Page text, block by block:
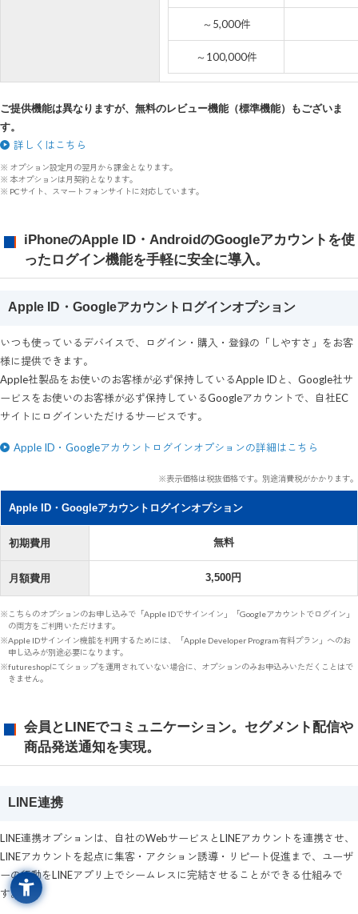
～5,000件
～100,000件
ご提供機能は異なりますが、無料のレビュー機能（標準機能）もございま
す。
詳しくはこちら
※ オプション設定月の翌月から課金となります。
※ 本オプションは月契約となります。
※ PCサイト、スマートフォンサイトに対応しています。
iPhoneのApple ID・AndroidのGoogleアカウントを使
ったログイン機能を手軽に安全に導入。
Apple ID・Googleアカウントログインオプション
いつも使っているデバイスで、ログイン・購入・登録の「しやすさ」をお客
様に提供できます。
Apple社製品をお使いのお客様が必ず保持しているApple IDと、Google社サ
ービスをお使いのお客様が必ず保持しているGoogleアカウントで、自社EC
サイトにログインいただけるサービスです。
Apple ID・Googleアカウントログインオプションの詳細はこちら
※表示価格は税抜価格です。別途消費税がかかります。
Apple ID・Googleアカウントログインオプション
初期費用 無料
月額費用 3,500円
※こちらのオプションのお申し込みで「Apple IDでサインイン」「Googleアカウントでログイン」
の両方をご利用いただけます。
※Apple IDサインイン機能を利用するためには、「Apple Developer Program有料プラン」へのお
申し込みが別途必要になります。
※futureshopにてショップを運用されていない場合に、オプションのみお申込みいただくことはで
きません。
会員とLINEでコミュニケーション。セグメント配信や
商品発送通知を実現。
LINE連携
LINE連携オプションは、自社のWebサービスとLINEアカウントを連携させ、
LINEアカウントを起点に集客・アクション誘導・リピート促進まで、ユーザ
ーの行動をLINEアプリ上でシームレスに完結させることができる仕組みで
す。